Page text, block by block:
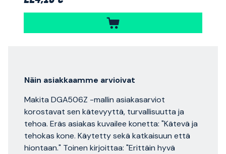
Näin asiakkaamme arvioivat
Makita DGA506Z -mallin asiakasarviot
korostavat sen kätevyyttä, turvallisuutta ja
tehoa. Eräs asiakas kuvailee konetta: "Kätevä ja
tehokas kone. Käytetty sekä katkaisuun että
hiontaan." Toinen kirjoittaa: "Erittäin hyvä